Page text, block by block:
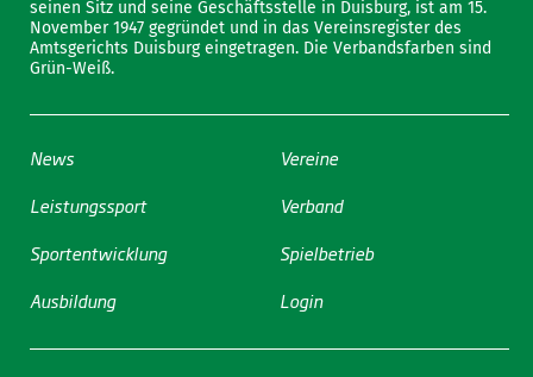
seinen Sitz und seine Geschäftsstelle in Duisburg, ist am 15.
November 1947 gegründet und in das Vereinsregister des
Amtsgerichts Duisburg eingetragen. Die Verbandsfarben sind
Grün-Weiß.
News
Leistungssport
Sportentwicklung
Ausbildung
Vereine
Verband
Spielbetrieb
Login